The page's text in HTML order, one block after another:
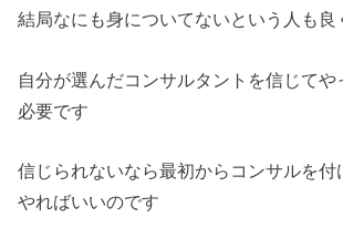
結局なにも身についてないという人も良
自分が選んだコンサルタントを信じてや
必要です
信じられないなら最初からコンサルを付
やればいいのです